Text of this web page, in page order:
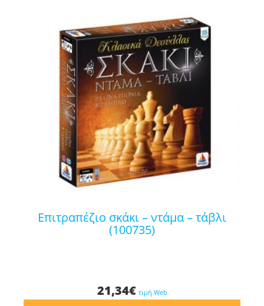
επιτραπέζιο σκάκι – ντάμα – τάβλι
(100735)
21,34€ τιμή Web